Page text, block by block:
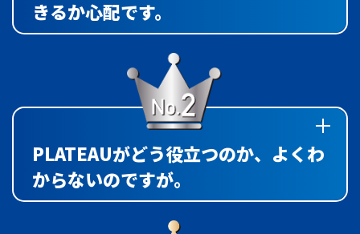
きるか心配です。
PLATEAUがどう役立つのか、よくわ
からないのですが。